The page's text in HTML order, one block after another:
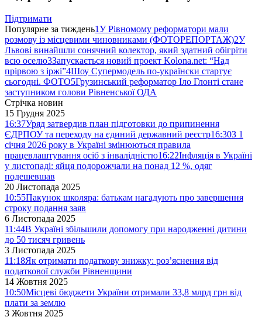
Підтримати
Популярне за тиждень1У Рівномому реформатори мали
розмову із місцевими чиновниками (ФОТОРЕПОРТАЖ)2У
Львові винайшли сонячний колектор, який здатний обігріти
всю оселю3Запускається новий проект Kolona.net: “Над
прірвою з іржі”4Шоу Супермодель по-українски стартує
сьогодні. ФОТО5Грузинський реформатор Іло Глонті стане
заступником голови Рівненської ОДА
Стрічка новин
15 Грудня 2025
16:37Уряд затвердив план підготовки до припинення
ЄДРПОУ та переходу на єдиний державний реєстр16:30З 1
січня 2026 року в Україні змінюються правила
працевлаштування осіб з інвалідністю16:22Інфляція в Україні
у листопаді: яйця подорожчали на понад 12 %, одяг
подешевшав
20 Листопада 2025
10:55Пакунок школяра: батькам нагадують про завершення
строку подання заяв
6 Листопада 2025
11:44В Україні збільшили допомогу при народженні дитини
до 50 тисяч гривень
3 Листопада 2025
11:18Як отримати податкову знижку: роз’яснення від
податкової служби Рівненщини
14 Жовтня 2025
10:50Місцеві бюджети України отримали 33,8 млрд грн від
плати за землю
3 Жовтня 2025